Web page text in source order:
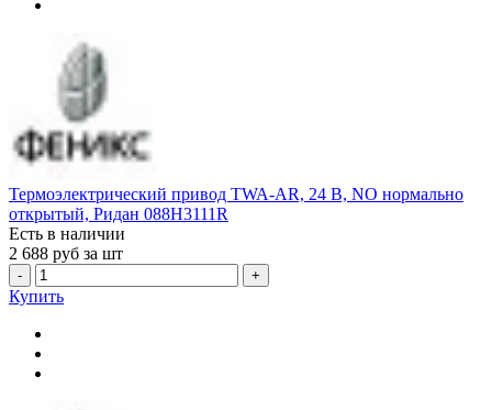
Термоэлектрический привод TWA-AR, 24 В, NO нормально
открытый, Ридан 088H3111R
Есть в наличии
2 688 руб за шт
- +
Купить